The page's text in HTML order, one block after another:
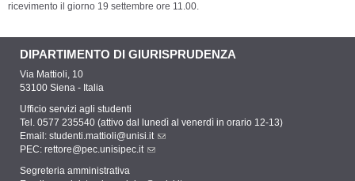
ricevimento il giorno 19 settembre ore 11.00.
DIPARTIMENTO DI GIURISPRUDENZA
Via Mattioli, 10
53100 Siena - Italia
Ufficio servizi agli studenti
Tel. 0577 235540 (attivo dal lunedì al venerdì in orario 12-13)
Email: studenti.mattioli@unisi.it
PEC: rettore@pec.unisipec.it
Segreteria amministrativa